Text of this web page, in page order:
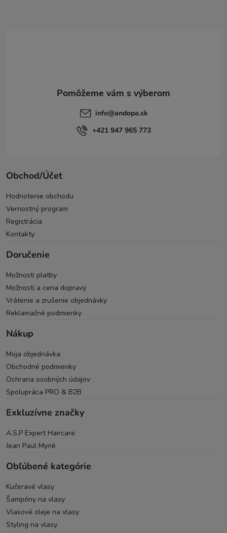
info@andopa.sk
+421 947 965 773
Obchod/Účet
Hodnotenie obchodu
Vernostný program
Registrácia
Kontakty
Doručenie
Možnosti platby
Možnosti a cena dopravy
Vrátenie a zrušenie objednávky
Reklamačné podmienky
Nákup
Moja objednávka
Obchodné podmienky
Ochrana osobných údajov
Spolupráca PRO & B2B
Exkluzívne značky
A.S.P Expert Haircare
Jean Paul Mynè
Obľúbené kategórie
Kučeravé vlasy
Šampóny na vlasy
Vlasové oleje na vlasy
Styling na vlasy